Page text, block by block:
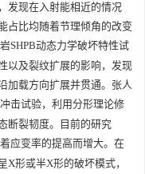
发现在入射能相近的情况
占比均随着节理倾角的改变
SHPB动态力学破坏特性试
以及裂纹扩展的影响，发现
加载方向扩展并贯通。张人
击试验，利用分形理论修
断裂韧度。目前的研究
应变率的提高而增大。在
X形或半X形的破坏模式，